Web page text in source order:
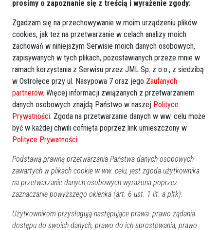
Powiat ostrołecki
2026-07-28 14:14
prosimy o zapoznanie się z treścią i wyrażenie zgody:
Zgadzam się na przechowywanie w moim urządzeniu plików
cookies, jak też na przetwarzanie w celach analizy moich
zachowań w niniejszym Serwisie moich danych osobowych,
zapisywanych w tych plikach, pozostawianych przeze mnie w
ramach korzystania z Serwisu przez JML Sp. z o.o., z siedzibą
w Ostrołęce przy ul. Nasypowa 7 oraz jego Zaufanych
partnerów. Więcej informacji związanych z przetwarzaniem
danych osobowych znajdą Państwo w naszej Polityce
Prywatności. Zgoda na przetwarzanie danych w ww. celu może
być w każdej chwili cofnięta poprzez link umieszczony w
Polityce Prywatności.
Podstawą prawną przetwarzania Państwa danych osobowych
zawartych w plikach cookie w ww. celu, jest zgoda użytkownika
na przetwarzanie danych osobowych wyrażona poprzez
zaznaczanie powyższego okienka (art. 6 ust. 1 lit. a pltk).
Użytkownikom przysługują następujące prawa: prawo żądania
dostępu do swoich danych, prawo do ich sprostowania, prawo